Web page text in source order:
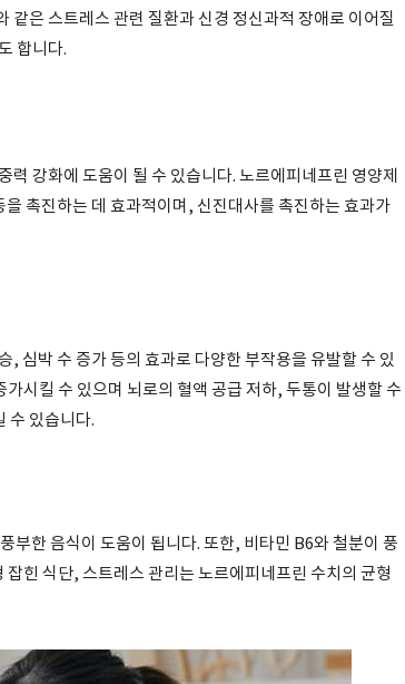
같은 스트레스 관련 질환과 신경 정신과적 장애로 이어질
합니다.
강화에 도움이 될 수 있습니다. 노르에피네프린 영양제
촉진하는 데 효과적이며, 신진대사를 촉진하는 효과가
, 심박 수 증가 등의 효과로 다양한 부작용을 유발할 수 있
가시킬 수 있으며 뇌로의 혈액 공급 저하, 두통이 발생할 수
수 있습니다.
부한 음식이 도움이 됩니다. 또한, 비타민 B6와 철분이 풍
힌 식단, 스트레스 관리는 노르에피네프린 수치의 균형